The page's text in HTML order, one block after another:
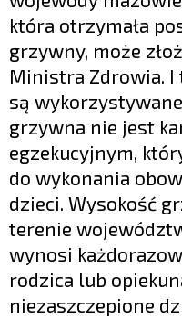
która otrzymała
grzywny, może
Ministra Zdrowia. I
są
grzywna nie jest
egzekucyjnym,
do wykonania
dzieci. Wysokość
terenie
wynosi
rodzica lub
niezaszczepione